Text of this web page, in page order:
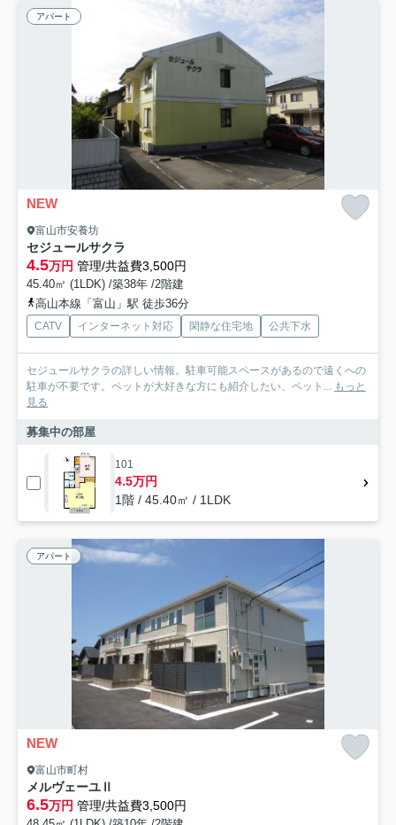
アパート
NEW
富山市安養坊
セジュールサクラ
4.5万円 管理/共益費3,500円
45.40㎡ (1LDK) /築38年 /2階建
高山本線「富山」駅 徒歩36分
CATV インターネット対応 閑静な住宅地 公共下水
セジュールサクラの詳しい情報。駐車可能スペースがあるので遠くへの
駐車が不要です。ペットが大好きな方にも紹介したい、ペット... もっと
見る
募集中の部屋
101
4.5万円
1階 / 45.40㎡ / 1LDK
アパート
NEW
富山市町村
メルヴェーユⅡ
6.5万円 管理/共益費3,500円